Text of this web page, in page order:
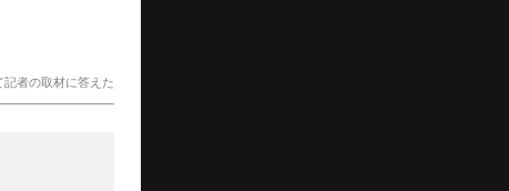
者の取材に答えた